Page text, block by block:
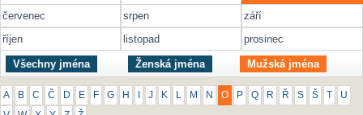
červenec
srpen
září
říjen
listopad prosinec
Všechny jména Ženská jména Mužská jména
A B C Č D E F G H J K M N O P Q R Ř S Š U